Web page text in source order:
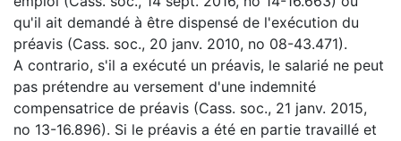
qu'il ait demandé à être dispensé de l'exécution du
préavis (Cass. soc., 20 janv. 2010, no 08-43.471).
A contrario, s'il a exécuté un préavis, le salarié ne peut
pas prétendre au versement d'une indemnité
compensatrice de préavis (Cass. soc., 21 janv. 2015,
no 13-16.896). Si le préavis a été en partie travaillé et